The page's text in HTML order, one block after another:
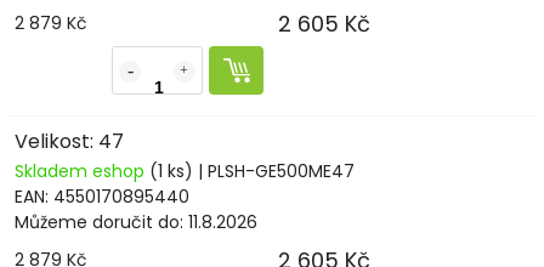
2 879 Kč
2 605 Kč
Velikost: 47
Skladem eshop (1 ks) | PLSH-GE500ME47
EAN: 4550170895440
Můžeme doručit do: 11.8.2026
2 879 Kč
2 605 Kč